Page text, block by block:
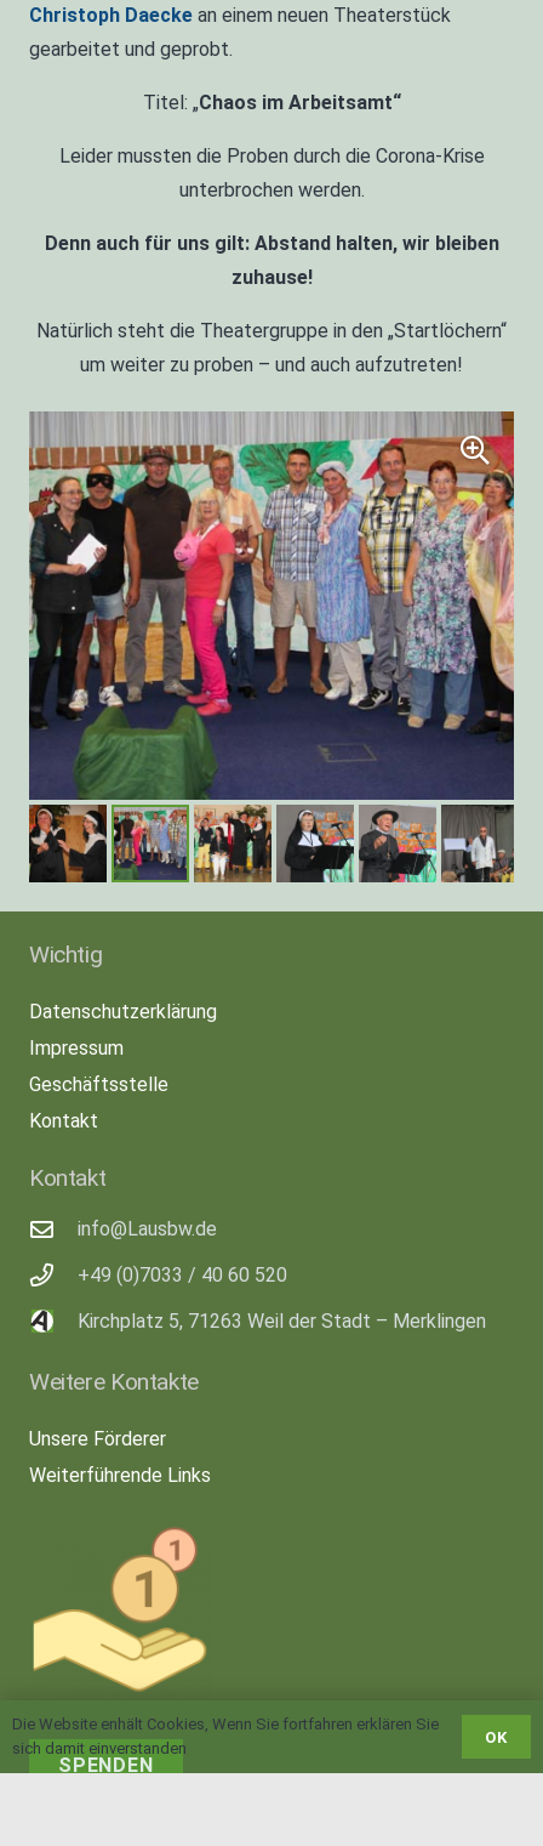
Christoph Daecke an einem neuen Theaterstück
gearbeitet und geprobt.
Titel: „Chaos im Arbeitsamt“
Leider mussten die Proben durch die Corona-Krise
unterbrochen werden.
Denn auch für uns gilt: Abstand halten, wir bleiben
zuhause!
Natürlich steht die Theatergruppe in den „Startlöchern“
um weiter zu proben – und auch aufzutreten!
Wichtig
Datenschutzerklärung
Impressum
Geschäftsstelle
Kontakt
Kontakt
info@Lausbw.de
+49 (0)7033 / 40 60 520
Kirchplatz 5, 71263 Weil der Stadt – Merklingen
Weitere Kontakte
Unsere Förderer
Weiterführende Links
SPENDEN
Die Website enhält Cookies, Wenn Sie fortfahren erklären Sie
sich damit einverstanden
OK